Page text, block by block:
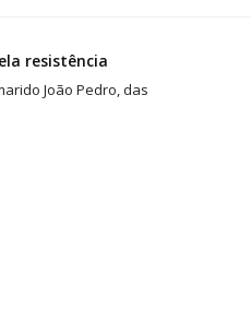
resistência
João Pedro, das